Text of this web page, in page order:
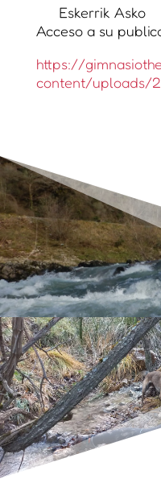
Eskerrik Asko
Acceso a su
https://
content/uploads/